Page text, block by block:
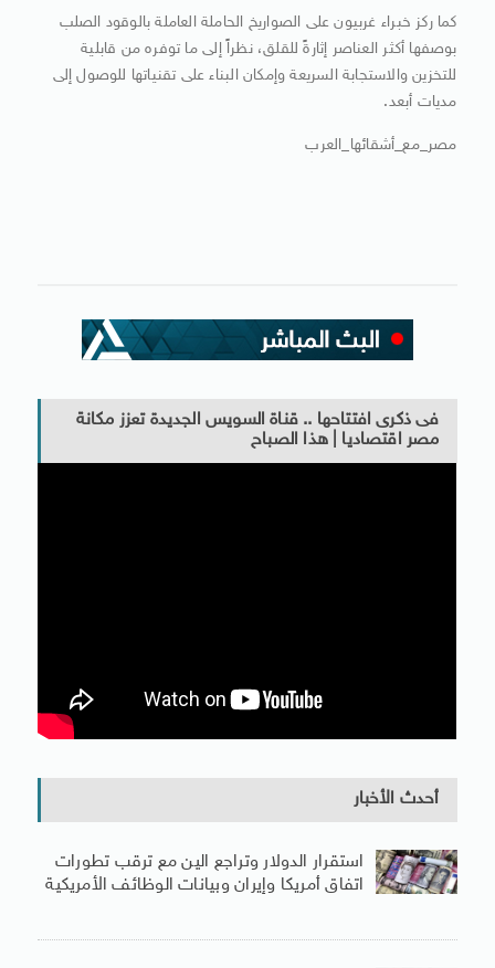
كما ركز خبراء غربيون على الصواريخ الحاملة العاملة بالوقود الصلب
بوصفها أكثر العناصر إثارةً للقلق، نظراً إلى ما توفره من قابلية
للتخزين والاستجابة السريعة وإمكان البناء على تقنياتها للوصول إلى
مديات أبعد.
مصر_مع_أشقائها_العرب
فى ذكرى افتتاحها .. قناة السويس الجديدة تعزز مكانة
مصر اقتصاديا | هذا الصباح
أحدث الأخبار
استقرار الدولار وتراجع الين مع ترقب تطورات
اتفاق أمريكا وإيران وبيانات الوظائف الأمريكية